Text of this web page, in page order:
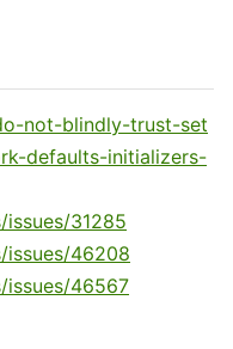
not-blindly-trust-set
defaults-initializers-
31285
46208
46567